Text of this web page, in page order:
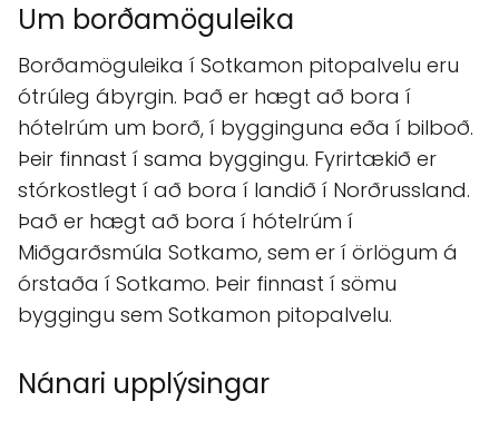
Um borðamöguleika
Borðamöguleika í Sotkamon pitopalvelu eru
ótrúleg ábyrgin. Það er hægt að bora í
hótelrúm um borð, í bygginguna eða í bilboð.
Þeir finnast í sama byggingu. Fyrirtækið er
stórkostlegt í að bora í landið í Norðrussland.
Það er hægt að bora í hótelrúm í
Miðgarðsmúla Sotkamo, sem er í örlögum á
órstaða í Sotkamo. Þeir finnast í sömu
byggingu sem Sotkamon pitopalvelu.
Nánari upplýsingar